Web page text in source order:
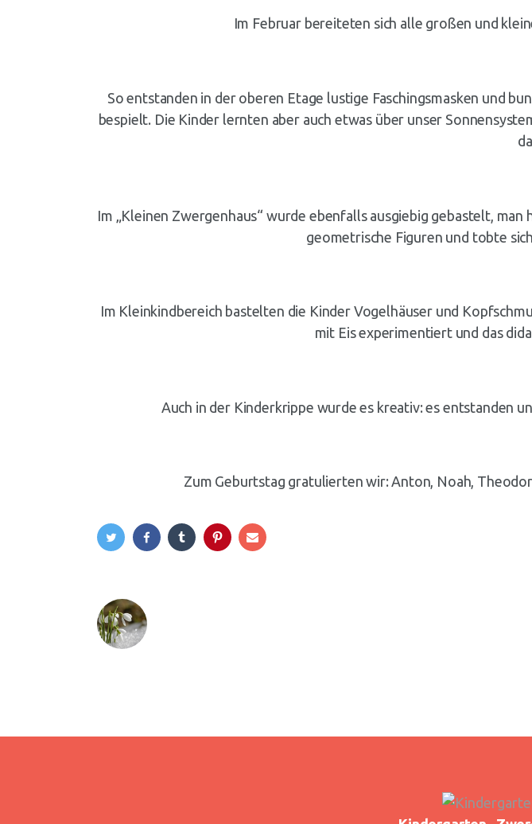
Im Februar bereiteten sich alle großen und
So entstanden in der oberen Etage lustige Faschingsmasken und
bespielt. Die Kinder lernten aber auch etwas über unser
Im „Kleinen Zwergenhaus“ wurde ebenfalls ausgiebig gebastelt,
geometrische Figuren und tobte
Im Kleinkindbereich bastelten die Kinder Vogelhäuser und
mit Eis experimentiert und das
Auch in der Kinderkrippe wurde es kreativ: es entstanden
Zum Geburtstag gratulierten wir: Anton, Noah,